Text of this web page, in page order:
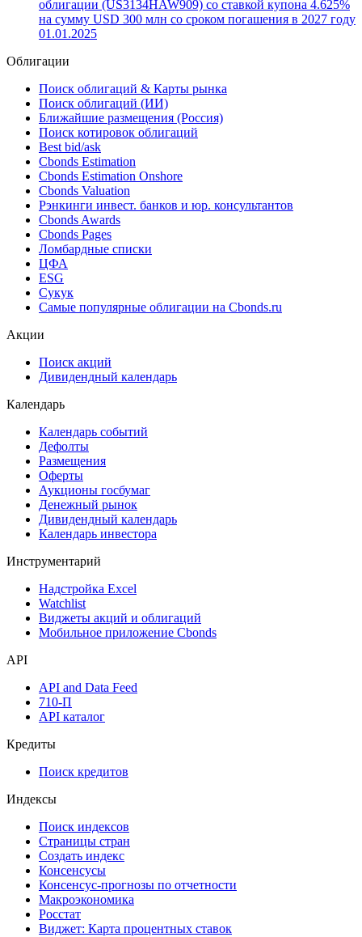
облигации (US3134HAW909) со ставкой купона 4.625%
на сумму USD 300 млн со сроком погашения в 2027 году
01.01.2025
Облигации
Поиск облигаций & Карты рынка
Поиск облигаций (ИИ)
Ближайшие размещения (Россия)
Поиск котировок облигаций
Best bid/ask
Cbonds Estimation
Cbonds Estimation Onshore
Cbonds Valuation
Рэнкинги инвест. банков и юр. консультантов
Cbonds Awards
Cbonds Pages
Ломбардные списки
ЦФА
ESG
Сукук
Самые популярные облигации на Cbonds.ru
Акции
Поиск акций
Дивидендный календарь
Календарь
Календарь событий
Дефолты
Размещения
Оферты
Аукционы госбумаг
Денежный рынок
Дивидендный календарь
Календарь инвестора
Инструментарий
Надстройка Excel
Watchlist
Виджеты акций и облигаций
Мобильное приложение Cbonds
API
API and Data Feed
710-П
API каталог
Кредиты
Поиск кредитов
Индексы
Поиск индексов
Страницы стран
Создать индекс
Консенсусы
Консенсус-прогнозы по отчетности
Макроэкономика
Росстат
Виджет: Карта процентных ставок